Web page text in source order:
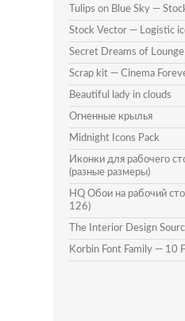
Tulips on Blue Sky —
Stock Vector — Logistic
Secret Dreams of
Scrap kit — Cinema
Beautiful lady in clouds
Огненные крылья
Midnight Icons Pack
Иконки для рабочего
(разные размеры)
HQ Обои на рабочий
126)
The Interior Design
Korbin Font Family — 10